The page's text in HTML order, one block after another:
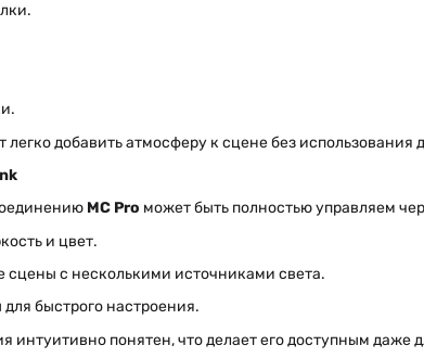
добавить атмосферу к сцене без использования
MC Pro может быть полностью управляем
и цвет.
сцены с несколькими источниками света.
быстрого настроения.
интуитивно понятен, что делает его доступным даже